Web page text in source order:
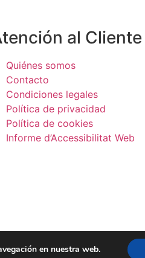
al Cliente
Quiénes somos
Contacto
Condiciones legales
Política de privacidad
Política de cookies
Informe d’Accessibilitat Web
en nuestra web.